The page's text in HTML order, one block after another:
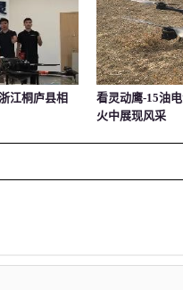
江桐庐县相
看灵动鹰-15油
火中展现风采